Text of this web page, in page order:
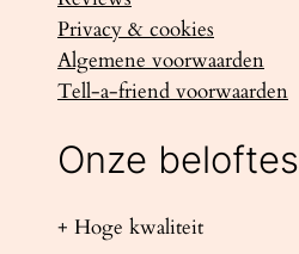
Privacy & cookies
Algemene voorwaarden
Tell-a-friend voorwaarden
Onze beloftes
+ Hoge kwaliteit